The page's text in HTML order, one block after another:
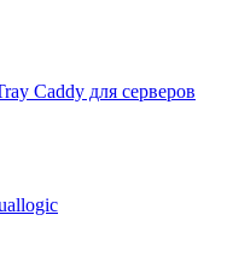
Caddy для серверов